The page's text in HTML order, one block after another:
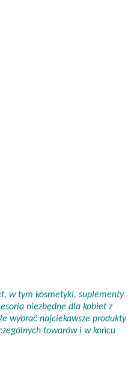
w tym kosmetyki, suplementy
niezbędne dla kobiet z
wybrać najciekawsze produkty
towarów i w końcu